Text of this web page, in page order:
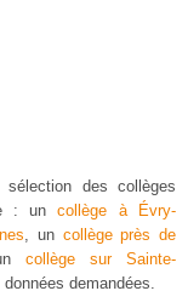
des collèges
: uncollège à Évry-
, un collège près de
collège sur Sainte-
demandées.